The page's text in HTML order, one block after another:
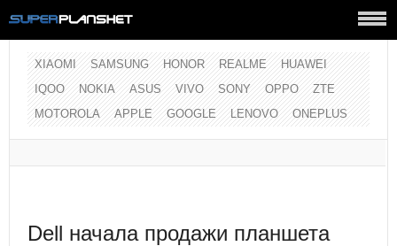
XIAOMI SAMSUNG HONOR REALME
HUAWEI
IQOO
NOKIA ASUS VIVO SONY OPPO
ZTE
MOTOROLA
APPLE GOOGLE LENOVO ONEPLUS
Dell начала продажи планшета